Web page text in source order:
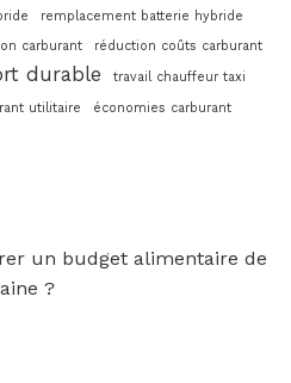
remplacement batterie hybride
carburant
réduction coûts carburant
durable travail chauffeur taxi
utilitaire
économies carburant
un budget alimentaire de
?